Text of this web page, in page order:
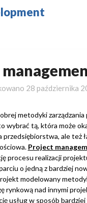
28 października
metodyki
wybrać tą, która może
ale też
Project
procesu realizacji
o jedną z bardziej
modelowany
rynkową nad innymi
usług w sposób bardziej